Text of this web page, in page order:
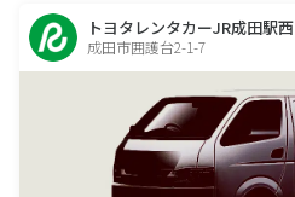
トヨタレンタカーJR成田駅
成田市囲護台2-1-7